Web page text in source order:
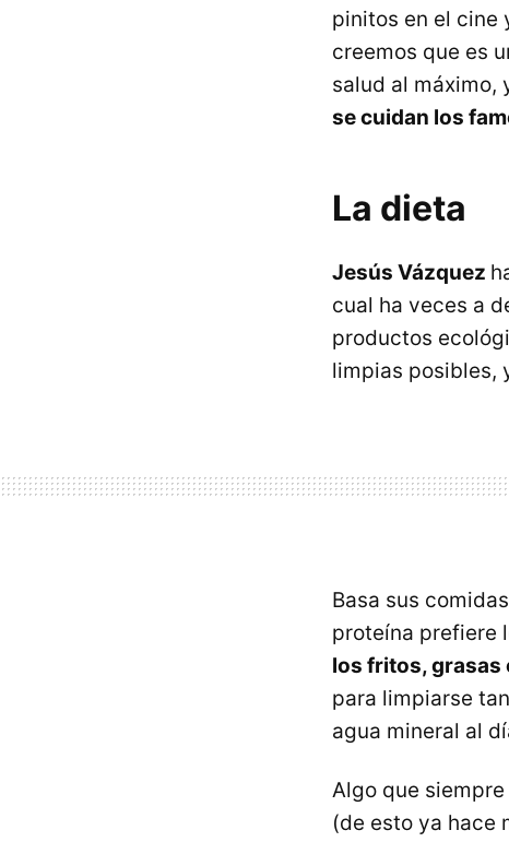
pinitos en el cine
creemos que es
salud al máximo,
se cuidan los
La dieta
Jesús Vázquez
cual ha veces a
productos
limpias posibles,
Basa sus
proteína prefiere
los fritos, grasas
para limpiarse
agua mineral al
Algo que
(de esto ya hace